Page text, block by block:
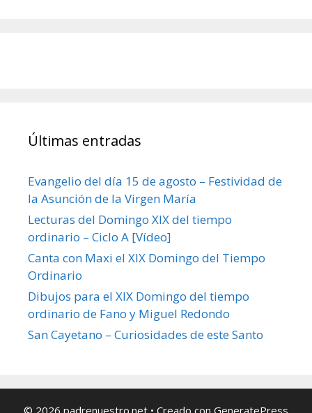
Últimas entradas
Evangelio del día 15 de agosto – Festividad de
la Asunción de la Virgen María
Lecturas del Domingo XIX del tiempo
ordinario – Ciclo A [Vídeo]
Canta con Maxi el XIX Domingo del Tiempo
Ordinario
Dibujos para el XIX Domingo del tiempo
ordinario de Fano y Miguel Redondo
San Cayetano – Curiosidades de este Santo